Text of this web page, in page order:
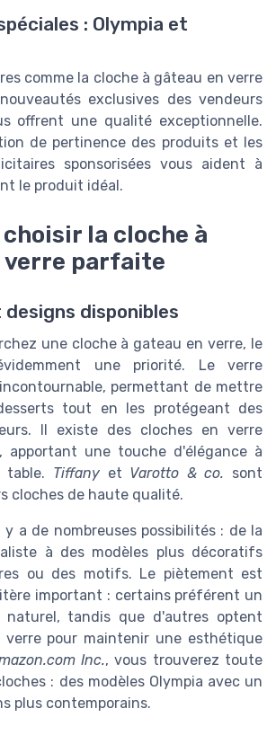
: Olympia et
comme la cloche à gâteau en verre
exclusives des vendeurs
offrent une qualité exceptionnelle.
de pertinence des produits et les
sponsorisées vous aident à
le produit idéal.
la cloche à
verre parfaite
disponibles
une cloche à gateau en verre, le
une priorité. Le verre
permettant de mettre
tout en les protégeant des
Il existe des cloches en verre
apportant une touche d'élégance à
table. Tiffanyet Varotto & co. sont
cloches de haute qualité.
a de nombreuses possibilités : de la
à des modèles plus décoratifs
ou des motifs. Le piètement est
important : certains préférent un
naturel, tandis que d'autres optent
pour maintenir une esthétique
Inc., vous trouverez toute
: des modèles Olympia avec un
plus contemporains.